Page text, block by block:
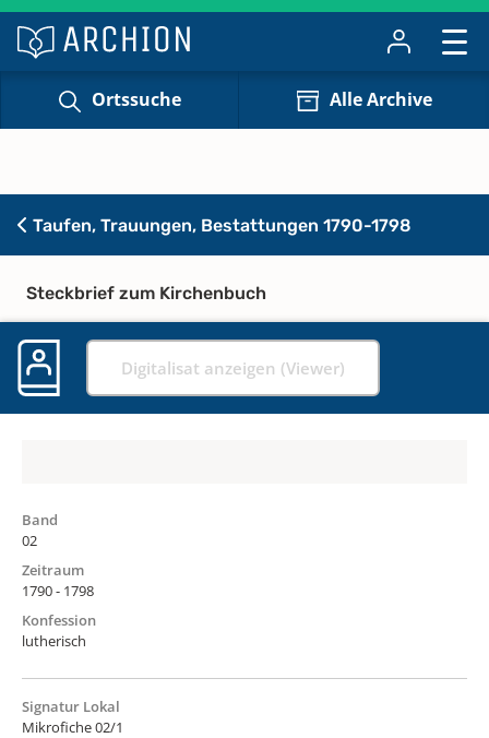
Ortssuche Alle Archive
Taufen, Trauungen, Bestattungen 1790-1798
Steckbrief zum Kirchenbuch
Digitalisat anzeigen (Viewer)
Band
02
Zeitraum
1790 - 1798
Konfession
lutherisch
Signatur Lokal
Mikrofiche 02/1